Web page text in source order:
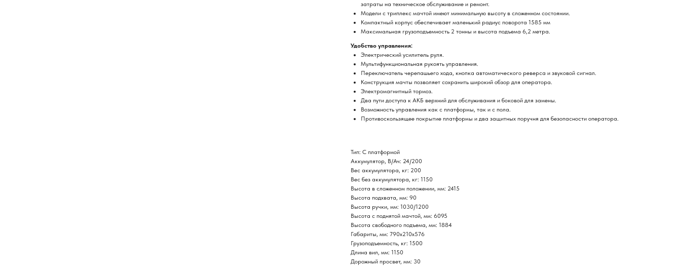
затраты на техническое обслуживание и ремонт.
Модели с триплекс мачтой имеют минимальную высоту в сложенном состоянии.
Компактный корпус обеспечивает маленький радиус поворота 1585 мм
Максимальная грузоподъемность 2 тонны и высота подъема 6,2 метра.
Удобство управления:
Электрический усилитель руля.
Мультифункциональная рукоять управления.
Переключатель черепашьего хода, кнопка автоматического реверса и звуковой сигнал.
Конструкция мачты позволяет сохранить широкий обзор для оператора.
Электромагнитный тормоз.
Два пути доступа к АКБ верхний для обслуживания и боковой для замены.
Возможность управления как с платформы, так и с пола.
Противоскользящее покрытие платформы и два защитных поручня для безопасности оператора.
Тип: С платформой
Аккумулятор, В/Ач: 24/200
Вес аккумулятора, кг: 200
Вес без аккумулятора, кг: 1150
Высота в сложенном положении, мм: 2415
Высота подхвата, мм: 90
Высота ручки, мм: 1030/1200
Высота с поднятой мачтой, мм: 6095
Высота свободного подъема, мм: 1884
Габариты, мм: 790х210х576
Грузоподъемность, кг: 1500
Длина вил, мм: 1150
Дорожный просвет, мм: 30